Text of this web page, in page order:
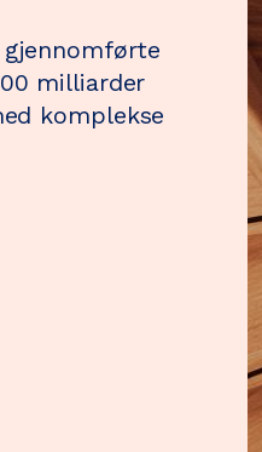
milliarder
komplekse